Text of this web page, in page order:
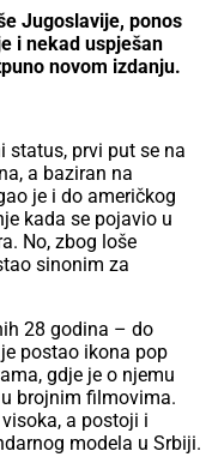
Jugoslavije, ponos
i nekad uspješan
novom izdanju.
status, prvi put se na
a baziran na
je i do američkog
kada se pojavio u
No, zbog loše
sinonim za
28 godina – do
postao ikona pop
gdje je o njemu
brojnim filmovima.
a postoji i
modela u Srbiji.